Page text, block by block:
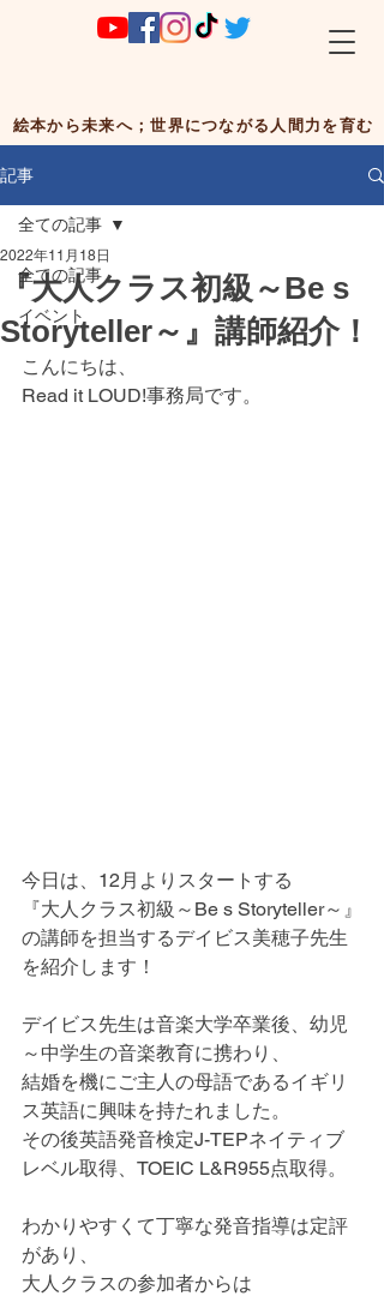
絵本から未来へ；世界につながる人間力を育む
記事
全ての記事
イベント
全ての記事
『大人クラス初級～Be s
Storyteller～』講師紹介！
2022年11月18日
こんにちは、
Read it LOUD!事務局です。
今日は、12月よりスタートする
『大人クラス初級～Be s Storyteller～』
の講師を担当するデイビス美穂子先生
を紹介します！
デイビス先生は音楽大学卒業後、幼児
～中学生の音楽教育に携わり、
結婚を機にご主人の母語であるイギリ
ス英語に興味を持たれました。
その後英語発音検定J-TEPネイティブ
レベル取得、TOEIC L&R955点取得。
わかりやすくて丁寧な発音指導は定評
があり、
大人クラスの参加者からは